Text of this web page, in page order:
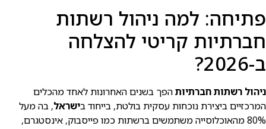
פתיחה: למה ניהול רשתות
חברתיות קריטי להצלחה
ב-2026?
ניהול רשתות חברתיותהפך בשנים האחרונות לאחד מהכלים
המרכזיים ביצירת נוכחות עסקית בולטת, בייחוד בישראל, בה מעל
80% מהאוכלוסייה משתמשים ברשתות כמו פייסבוק, אינסטגרם,